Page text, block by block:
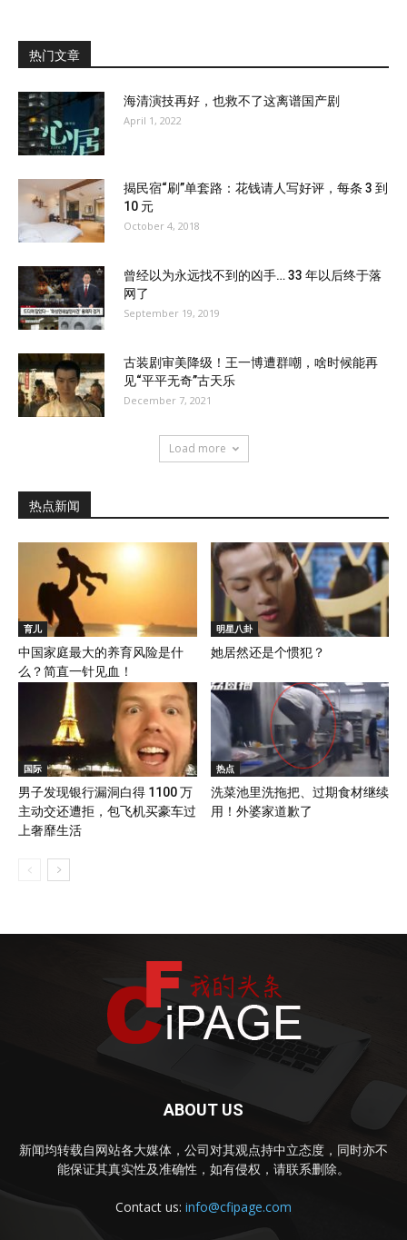
热门文章
海清演技再好，也救不了这离谱国产剧
April 1, 2022
揭民宿“刷”单套路：花钱请人写好评，每条 3 到
10 元
October 4, 2018
曾经以为永远找不到的凶手… 33 年以后终于落
网了
September 19, 2019
古装剧审美降级！王一博遭群嘲，啥时候能再
见“平平无奇”古天乐
December 7, 2021
Load more
热点新闻
育儿
中国家庭最大的养育风险是什
么？简直一针见血！
明星八卦
她居然还是个惯犯？
国际
男子发现银行漏洞白得 1100 万
主动交还遭拒，包飞机买豪车过
上奢靡生活
热点
洗菜池里洗拖把、过期食材继续
用！外婆家道歉了
ABOUT US
新闻均转载自网站各大媒体，公司对其观点持中立态度，同时亦不
能保证其真实性及准确性，如有侵权，请联系删除。
Contact us: info@cfipage.com